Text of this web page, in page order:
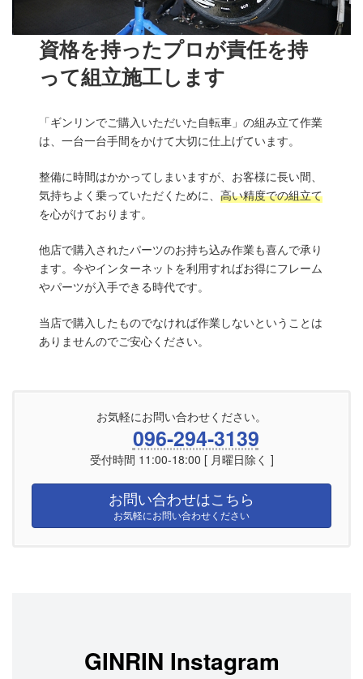
資格を持ったプロが責任を持
って組立施工します
「ギンリンでご購入いただいた自転車」の組み立て作業
は、一台一台手間をかけて大切に仕上げています。
整備に時間はかかってしまいますが、お客様に長い間、
気持ちよく乗っていただくために、高い精度での組立て
を心がけております。
他店で購入されたパーツのお持ち込み作業も喜んで承り
ます。今やインターネットを利用すればお得にフレーム
やパーツが入手できる時代です。
当店で購入したものでなければ作業しないということは
ありませんのでご安心ください。
お気軽にお問い合わせください。
096-294-3139
受付時間 11:00-18:00 [ 月曜日除く ]
お問い合わせはこちら
お気軽にお問い合わせください
GINRIN Instagram